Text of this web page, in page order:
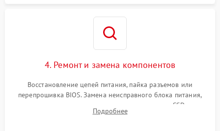
4. Ремонт и замена компонентов
Восстановление цепей питания, пайка разъемов или
перепрошивка BIOS. Замена неисправного блока питания,
видеокарты, процессора или установка нового SSD для
восстановления и повышения скорости работы системы.
Подробнее